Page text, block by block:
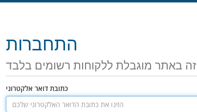
התחברות
באתר מוגבלת ללקוחות רשומים בלבד
כתובת דואר אלקטרוני